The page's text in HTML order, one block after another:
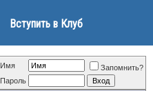
Вступить в Клуб
Имя
Запомнить?
Пароль